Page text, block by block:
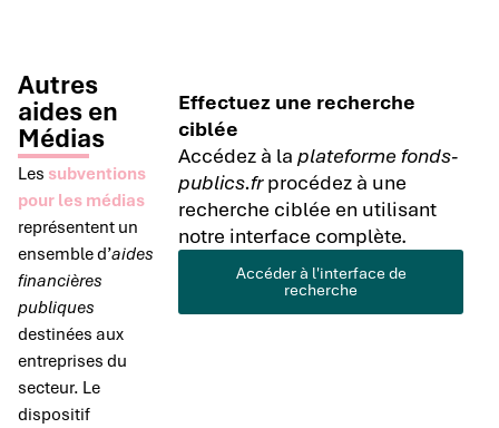
Autres
aides en
Médias
Les subventions
pour les médias
représentent un
ensemble d’aides
financières
publiques
destinées aux
entreprises du
secteur. Le
dispositif
Effectuez une recherche
ciblée
Accédez à laplateforme fonds-
publics.frprocédez à une
recherche ciblée en utilisant
notre interface complète.
Accéder à l'interface de
recherche